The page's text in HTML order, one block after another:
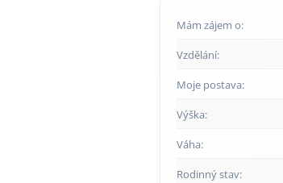
Mám zájem o:
Vzdělání:
Moje postava:
Výška:
Váha:
Rodinný stav: